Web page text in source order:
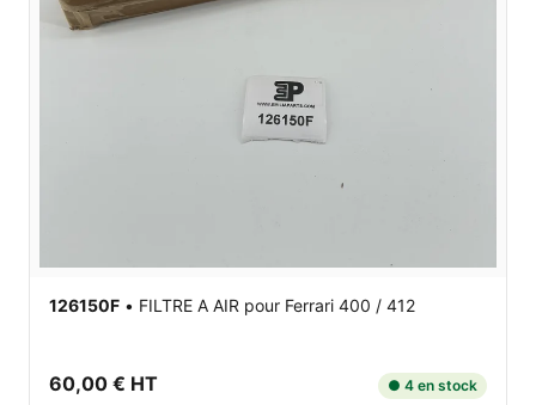
126150F • FILTRE A AIR pour Ferrari 400 / 412
60,00 € HT ● 4 en stock